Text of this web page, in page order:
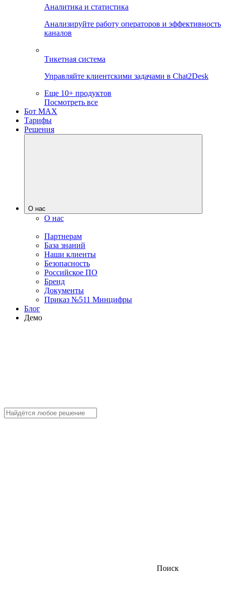
Аналитика и статистика
Анализируйте работу операторов и эффективность
каналов
Тикетная система
Управляйте клиентскими задачами в Chat2Desk
Еще 10+ продуктов
Посмотреть все
Бот MAX
Тарифы
Решения
О нас
О нас
Партнерам
База знаний
Наши клиенты
Безопасность
Российское ПО
Бренд
Документы
Приказ №511 Минцифры
Блог
Демо
Поиск